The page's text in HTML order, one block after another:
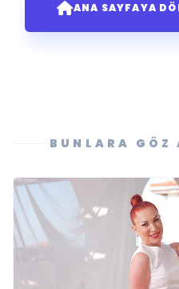
ANA SAYFAYA
BUNLARA